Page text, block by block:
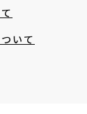
いて